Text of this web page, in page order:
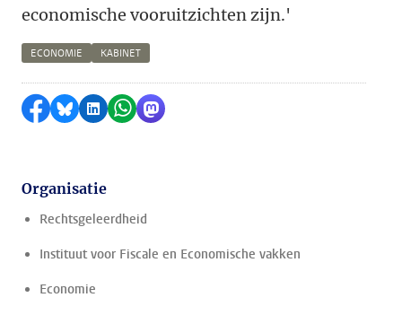
economische vooruitzichten zijn.'
ECONOMIE KABINET
Delen op Facebook
Delen via Bluesky
Delen op LinkedIn
Delen via WhatsApp
Delen via Mastodon
Organisatie
Rechtsgeleerdheid
Instituut voor Fiscale en Economische vakken
Economie